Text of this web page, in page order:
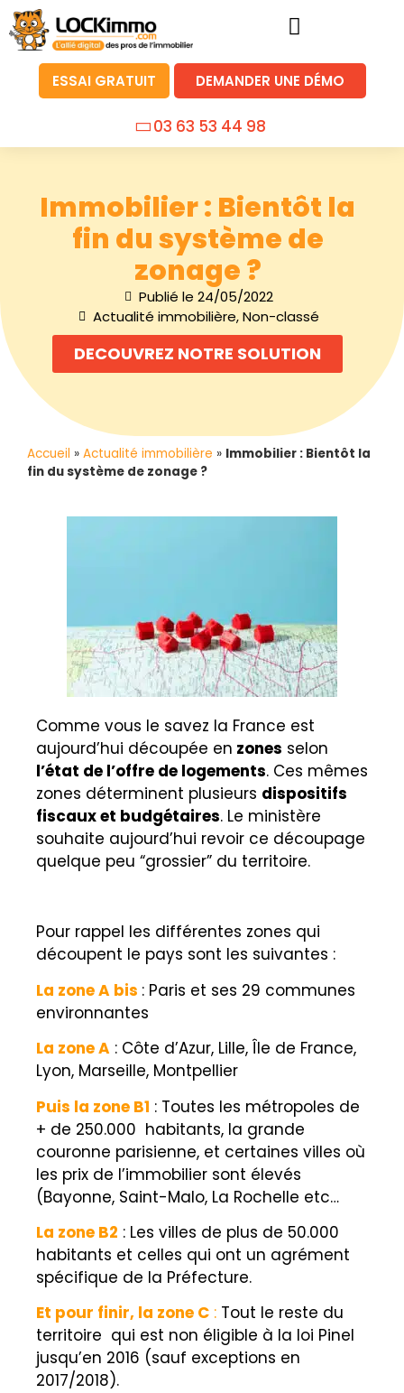
ESSAI GRATUIT DEMANDER UNE DÉMO
03 63 53 44 98
Immobilier : Bientôt la
fin du système de
zonage ?
Publié le 24/05/2022
Actualité immobilière,Non-classé
DECOUVREZ NOTRE SOLUTION
Accueil » Actualité immobilière » Immobilier : Bientôt la
fin du système de zonage ?
Comme vous le savez la France est
aujourd’hui découpée en zones selon
l’état de l’offre de logements. Ces mêmes
zones déterminent plusieurs dispositifs
fiscaux et budgétaires. Le ministère
souhaite aujourd’hui revoir ce découpage
quelque peu “grossier” du territoire.
Pour rappel les différentes zones qui
découpent le pays sont les suivantes :
La zone A bis : Paris et ses 29 communes
environnantes
La zone A : Côte d’Azur, Lille, Île de France,
Lyon, Marseille, Montpellier
Puis la zone B1 : Toutes les métropoles de
+ de 250.000 habitants, la grande
couronne parisienne, et certaines villes où
les prix de l’immobilier sont élevés
(Bayonne, Saint-Malo, La Rochelle etc…
La zone B2 : Les villes de plus de 50.000
habitants et celles qui ont un agrément
spécifique de la Préfecture.
Et pour finir, la zone C : Tout le reste du
territoire qui est non éligible à la loi Pinel
jusqu’en 2016 (sauf exceptions en
2017/2018).